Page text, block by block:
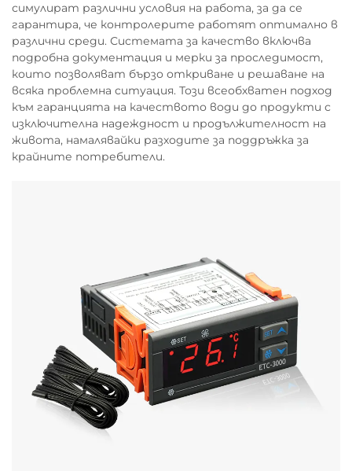
симулират различни условия на работа, за да се
гарантира, че контролерите работят оптимално в
различни среди. Системата за качество включва
подробна документация и мерки за проследимост,
които позволяват бързо откриване и решаване на
всяка проблемна ситуация. Този всеобхватен подход
към гаранцията на качеството води до продукти с
изключителна надеждност и продължителност на
живота, намалявайки разходите за поддръжка за
крайните потребители.